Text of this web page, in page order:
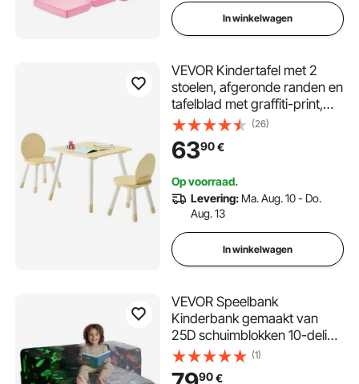
In winkelwagen
VEVOR Kindertafel met 2
stoelen, afgeronde randen en
tafelblad met graffiti-print,
kunsttafelset voor lezen,
leren, tekenen, schrijven,
kinderzitset voor
speeltafel
(26)
6390€
Op voorraad.
Levering: Ma. Aug. 10 - Do.
Aug. 13
In winkelwagen
VEVOR Speelbank
Kinderbank gemaakt van
25D schuimblokken 10-delig,
kinderspeelbank met
afneembare hoes, 90 kg
(1)
90€